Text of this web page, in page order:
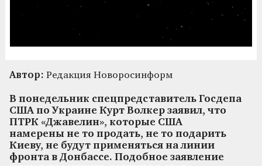
Автор: Редакция Новоросинформ
В понедельник спецпредставитель Госдепа
США по Украине Курт Волкер заявил, что
ПТРК «Джавелин», которые США
намерены не то продать, не то подарить
Киеву, не будут применяться на линии
фронта в Донбассе. Подобное заявление